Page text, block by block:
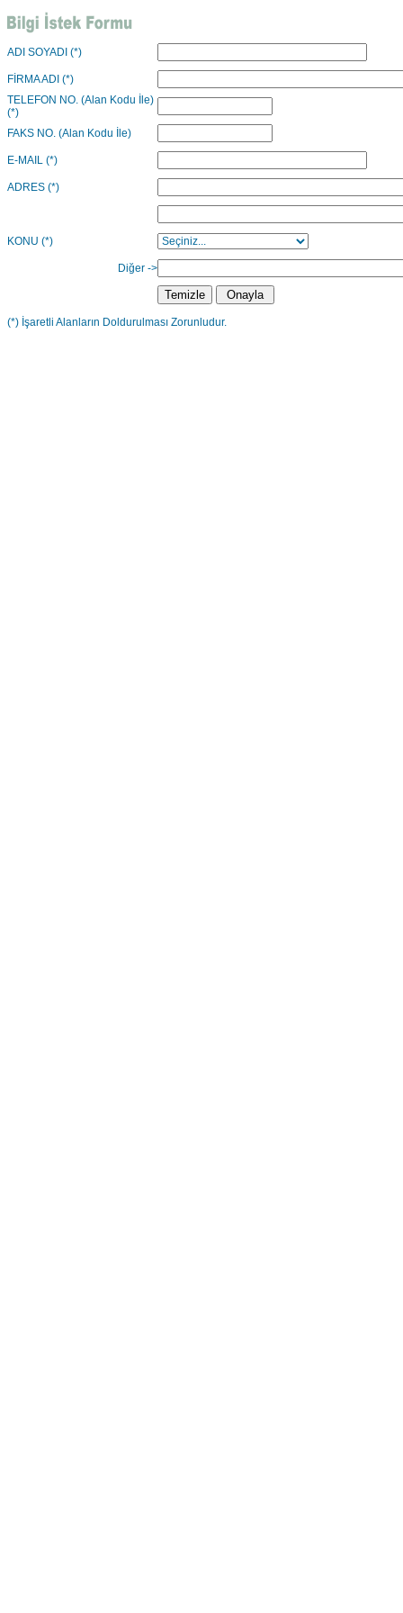
ADI SOYADI (*)
FİRMA ADI (*)
TELEFON NO. (Alan Kodu İle)
(*)
FAKS NO. (Alan Kodu İle)
E-MAIL (*)
ADRES (*)
KONU (*)
Diğer ->
(*) İşaretli Alanların Doldurulması Zorunludur.